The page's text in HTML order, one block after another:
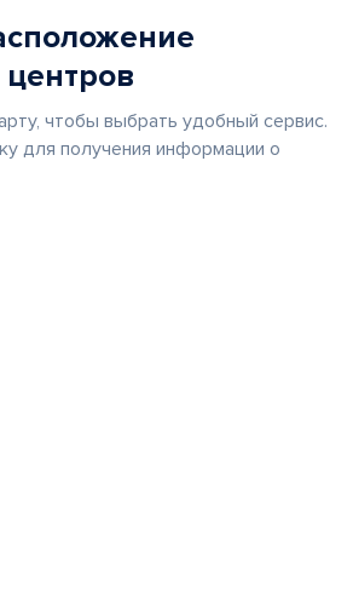
чтобы выбрать удобный сервис.
для получения информации о